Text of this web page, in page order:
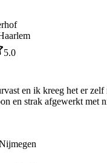
5.0
en ik kreeg het er
en strak afgewerkt met